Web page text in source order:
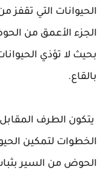
الحيوانات التي تقفز
الجزء الأعمق من
بحيث لا تؤذي
بالقاع.
يتكون الطرف
الخطوات لتمكين
الحوض من السير